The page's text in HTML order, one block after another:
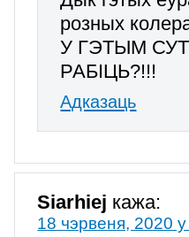
розных
У ГЭТЫМ
РАБІЦЬ?!!!
Адказаць
Siarhiej кажа:
18 чэрвеня, 2020